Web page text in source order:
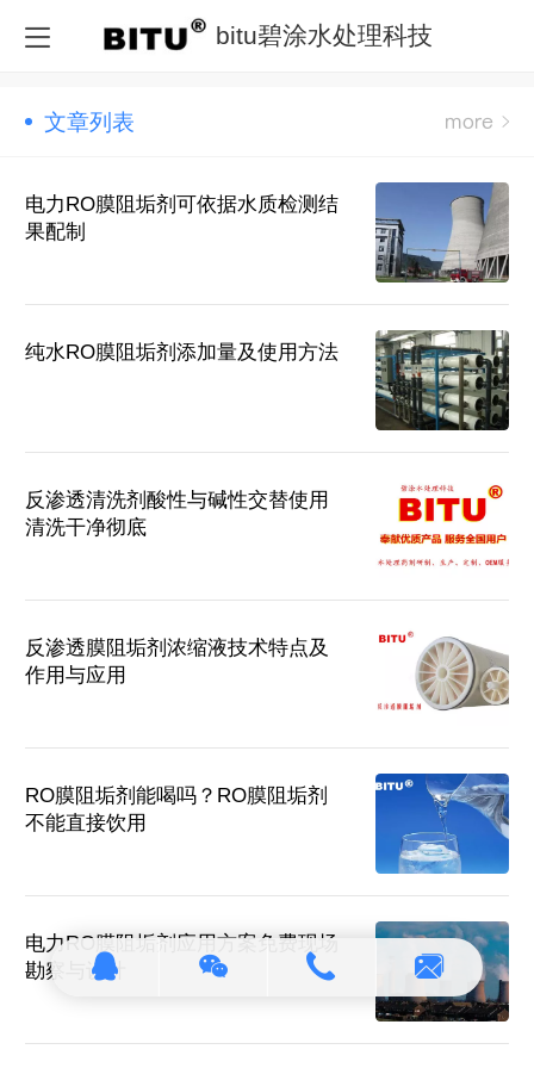
bitu碧涂水处理科技
文章列表
电力RO膜阻垢剂可依据水质检测结
果配制
纯水RO膜阻垢剂添加量及使用方法
反渗透清洗剂酸性与碱性交替使用
清洗干净彻底
反渗透膜阻垢剂浓缩液技术特点及
作用与应用
RO膜阻垢剂能喝吗？RO膜阻垢剂
不能直接饮用
电力RO膜阻垢剂应用方案免费现场
勘察与设计